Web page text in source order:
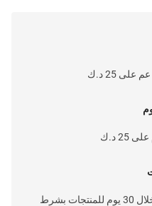
د.ك
خدمة إرجاع سهلة وسريعة خلال 30 يوم للمنتجات بشرط